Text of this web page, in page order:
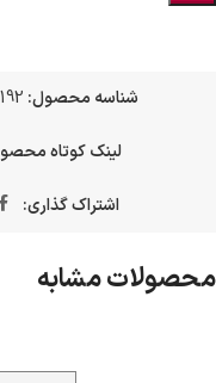
شناسه محصول:
لینک کوتاه
اشتراک گذاری:
محصولات مشابه